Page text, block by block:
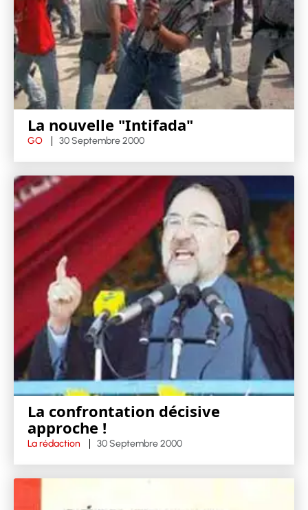
La nouvelle "Intifada"
GO 30 Septembre 2000
La confrontation décisive
approche !
La rédaction 30 Septembre 2000